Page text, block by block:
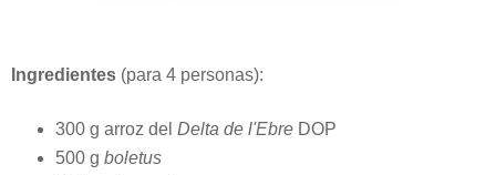
Ingredientes (para 4 personas):
300 g arroz del Delta de l'EbreDOP
500 g boletus